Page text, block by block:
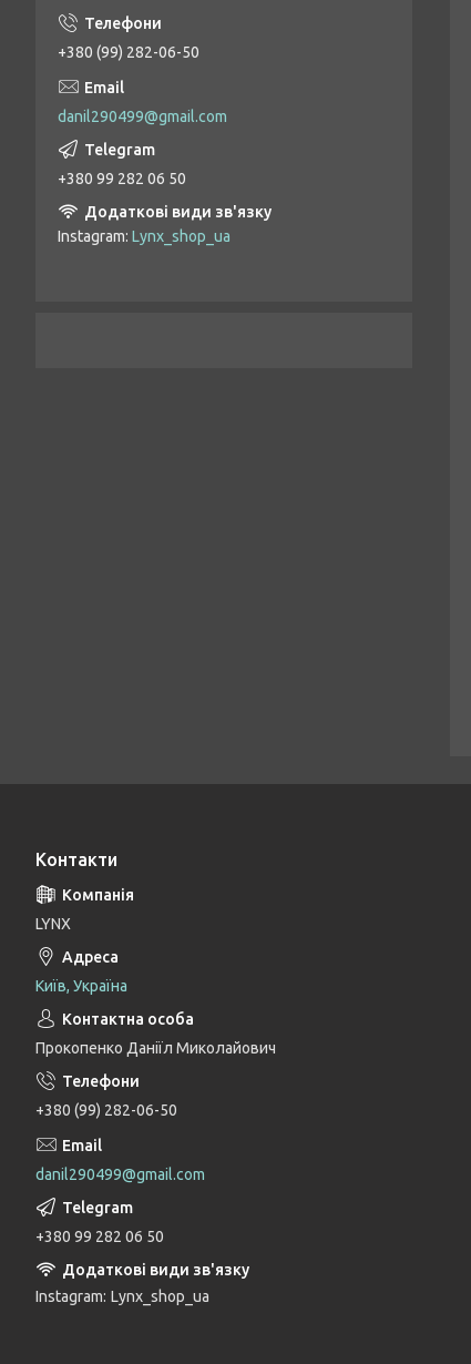
+380 (99) 282-06-50
danil290499@gmail.com
+380 99 282 06 50
Instagram Lynx_shop_ua
Контакти
LYNX
Київ, Україна
Прокопенко Даніїл Миколайович
+380 (99) 282-06-50
danil290499@gmail.com
+380 99 282 06 50
Instagram Lynx_shop_ua